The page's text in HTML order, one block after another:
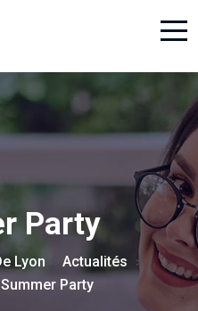
Party
Lyon Actualités >
Summer Party